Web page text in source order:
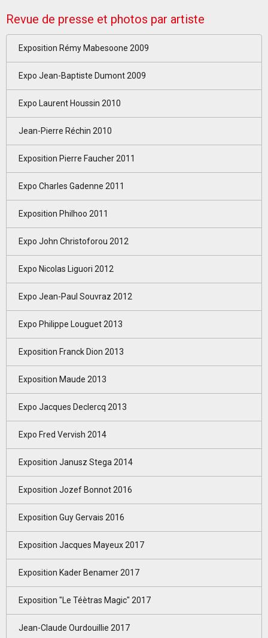
Revue de presse et photos par artiste
Exposition Rémy Mabesoone 2009
Expo Jean-Baptiste Dumont 2009
Expo Laurent Houssin 2010
Jean-Pierre Réchin 2010
Exposition Pierre Faucher 2011
Expo Charles Gadenne 2011
Exposition Philhoo 2011
Expo John Christoforou 2012
Expo Nicolas Liguori 2012
Expo Jean-Paul Souvraz 2012
Expo Philippe Louguet 2013
Exposition Franck Dion 2013
Exposition Maude 2013
Expo Jacques Declercq 2013
Expo Fred Vervish 2014
Exposition Janusz Stega 2014
Exposition Jozef Bonnot 2016
Exposition Guy Gervais 2016
Exposition Jacques Mayeux 2017
Exposition Kader Benamer 2017
Exposition "Le Téètras Magic" 2017
Jean-Claude Ourdouillie 2017